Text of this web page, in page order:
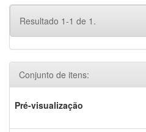
Resultado 1-1 de 1.
Conjunto de itens:
Pré-visualização